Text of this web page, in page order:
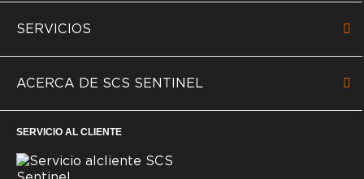
SERVICIOS
ACERCA DE SCS SENTINEL
SERVICIO AL CLIENTE